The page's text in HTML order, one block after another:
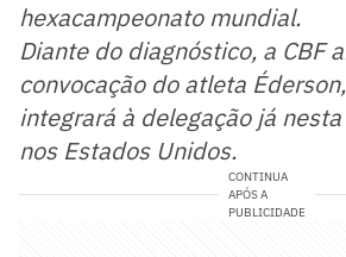
hexacampeonato mundial.
Diante do diagnóstico, a CBF
convocação do atleta
integrará à delegação já
nos Estados Unidos.
CONTINUA
APÓS A
PUBLICIDADE